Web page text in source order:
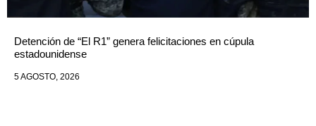
Detención de “El R1” genera felicitaciones en cúpula
estadounidense
5 AGOSTO, 2026